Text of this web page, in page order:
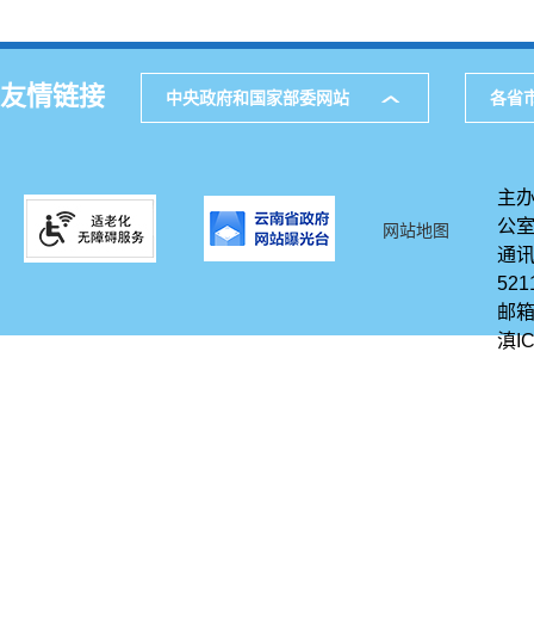
友情链接 中央政府和国家部委网站 各省
网站地图
主
公室
通
邮
滇